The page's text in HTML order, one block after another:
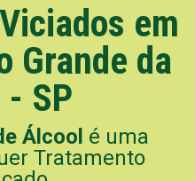
em
Grande da
- SP
Álcool é uma
Tratamento